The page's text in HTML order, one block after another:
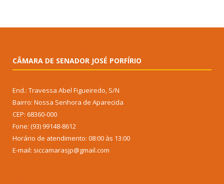
CÂMARA DE SENADOR JOSÉ PORFÍRIO
End.: Travessa Abel Figueiredo, S/N
Bairro: Nossa Senhora de Aparecida
CEP: 68360-000
Fone: (93) 99148-8612
Horário de atendimento: 08:00 às 13:00
E-mail: siccamarasjp@gmail.com